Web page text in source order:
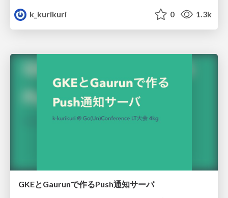
k_kurikuri
0 1.3k
GKEとGaurunで作るPush通知サーバ